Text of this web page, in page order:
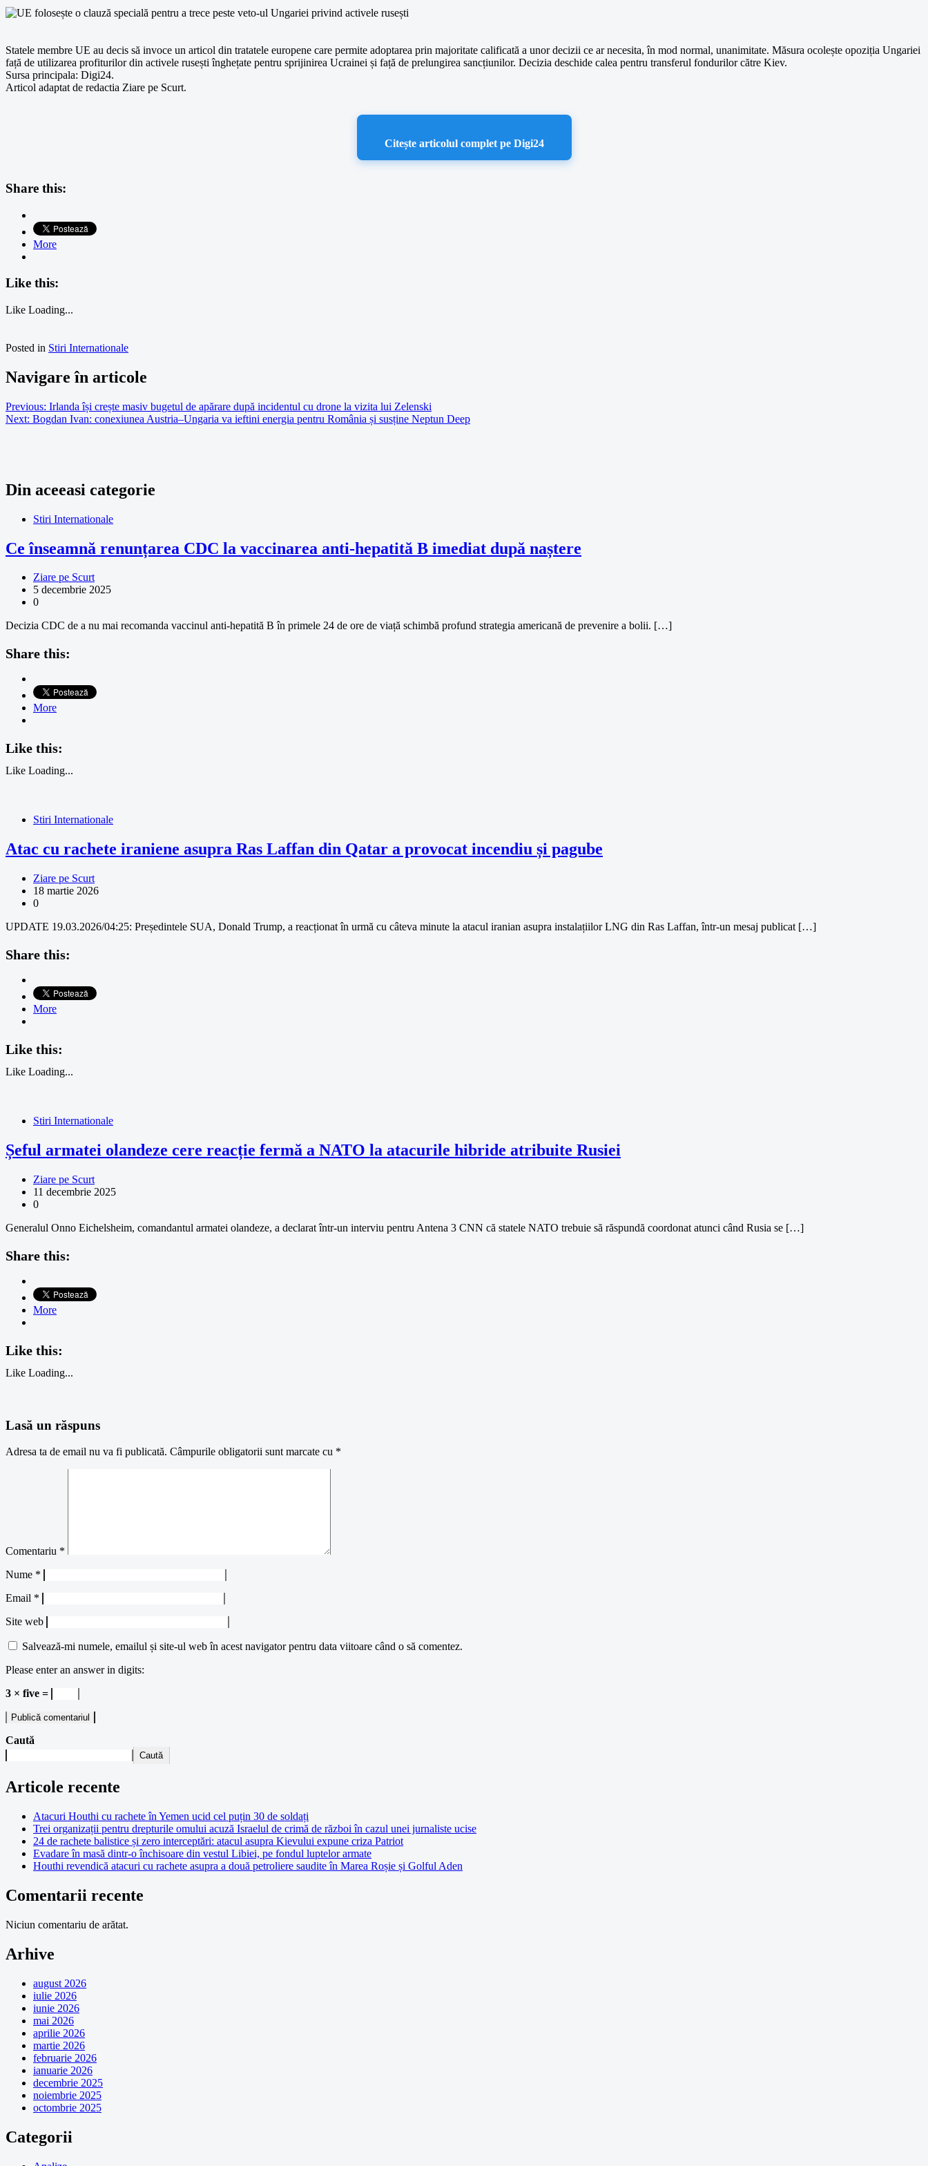
Statele membre UE au decis să invoce un articol din tratatele europene care permite adoptarea prin majoritate calificată a unor decizii ce ar necesita, în mod normal, unanimitate. Măsura ocolește opoziția Ungariei
față de utilizarea profiturilor din activele rusești înghețate pentru sprijinirea Ucrainei și față de prelungirea sancțiunilor. Decizia deschide calea pentru transferul fondurilor către Kiev.
Sursa principala: Digi24.
Articol adaptat de redactia Ziare pe Scurt.
Citește articolul complet pe Digi24
Share this:
More
Like this:
Like Loading...
Posted in Stiri Internationale
Navigare în articole
Previous: Irlanda își crește masiv bugetul de apărare după incidentul cu drone la vizita lui Zelenski
Next: Bogdan Ivan: conexiunea Austria–Ungaria va ieftini energia pentru România și susține Neptun Deep
Din aceeasi categorie
Stiri Internationale
Ce înseamnă renunțarea CDC la vaccinarea anti-hepatită B imediat după naștere
Ziare pe Scurt
5 decembrie 2025
0
Decizia CDC de a nu mai recomanda vaccinul anti-hepatită B în primele 24 de ore de viață schimbă profund strategia americană de prevenire a bolii. […]
Share this:
More
Like this:
Like Loading...
Stiri Internationale
Atac cu rachete iraniene asupra Ras Laffan din Qatar a provocat incendiu și pagube
Ziare pe Scurt
18 martie 2026
0
UPDATE 19.03.2026/04:25: Președintele SUA, Donald Trump, a reacționat în urmă cu câteva minute la atacul iranian asupra instalațiilor LNG din Ras Laffan, într-un mesaj publicat […]
Share this:
More
Like this:
Like Loading...
Stiri Internationale
Șeful armatei olandeze cere reacție fermă a NATO la atacurile hibride atribuite Rusiei
Ziare pe Scurt
11 decembrie 2025
0
Generalul Onno Eichelsheim, comandantul armatei olandeze, a declarat într-un interviu pentru Antena 3 CNN că statele NATO trebuie să răspundă coordonat atunci când Rusia se […]
Share this:
More
Like this:
Like Loading...
Lasă un răspuns
Adresa ta de email nu va fi publicată. Câmpurile obligatorii sunt marcate cu *
Comentariu *
Nume *
Email *
Site web
Salvează-mi numele, emailul și site-ul web în acest navigator pentru data viitoare când o să comentez.
Please enter an answer in digits:
3 × five =
Caută
Caută
Articole recente
Atacuri Houthi cu rachete în Yemen ucid cel puțin 30 de soldați
Trei organizații pentru drepturile omului acuză Israelul de crimă de război în cazul unei jurnaliste ucise
24 de rachete balistice și zero interceptări: atacul asupra Kievului expune criza Patriot
Evadare în masă dintr-o închisoare din vestul Libiei, pe fondul luptelor armate
Houthi revendică atacuri cu rachete asupra a două petroliere saudite în Marea Roșie și Golful Aden
Comentarii recente
Niciun comentariu de arătat.
Arhive
august 2026
iulie 2026
iunie 2026
mai 2026
aprilie 2026
martie 2026
februarie 2026
ianuarie 2026
decembrie 2025
noiembrie 2025
octombrie 2025
Categorii